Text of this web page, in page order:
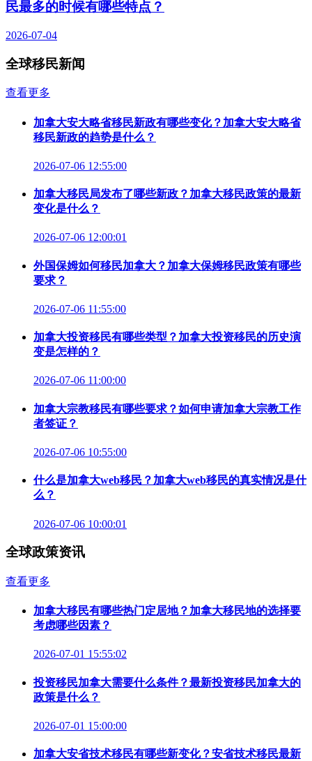
民最多的时候有哪些特点？
2026-07-04
全球移民新闻
查看更多
加拿大安大略省移民新政有哪些变化？加拿大安大略省
移民新政的趋势是什么？
2026-07-06 12:55:00
加拿大移民局发布了哪些新政？加拿大移民政策的最新
变化是什么？
2026-07-06 12:00:01
外国保姆如何移民加拿大？加拿大保姆移民政策有哪些
要求？
2026-07-06 11:55:00
加拿大投资移民有哪些类型？加拿大投资移民的历史演
变是怎样的？
2026-07-06 11:00:00
加拿大宗教移民有哪些要求？如何申请加拿大宗教工作
者签证？
2026-07-06 10:55:00
什么是加拿大web移民？加拿大web移民的真实情况是什
么？
2026-07-06 10:00:01
全球政策资讯
查看更多
加拿大移民有哪些热门定居地？加拿大移民地的选择要
考虑哪些因素？
2026-07-01 15:55:02
投资移民加拿大需要什么条件？最新投资移民加拿大的
政策是什么？
2026-07-01 15:00:00
加拿大安省技术移民有哪些新变化？安省技术移民最新